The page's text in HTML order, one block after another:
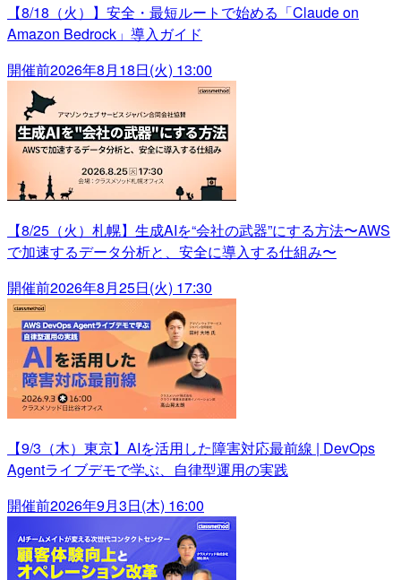
【8/18（火）】安全・最短ルートで始める「Claude on
Amazon Bedrock」導入ガイド
開催前2026年8月18日(火) 13:00
【8/25（火）札幌】生成AIを“会社の武器”にする方法〜AWS
で加速するデータ分析と、安全に導入する仕組み〜
開催前2026年8月25日(火) 17:30
【9/3（木）東京】AIを活用した障害対応最前線 | DevOps
Agentライブデモで学ぶ、自律型運用の実践
開催前2026年9月3日(木) 16:00